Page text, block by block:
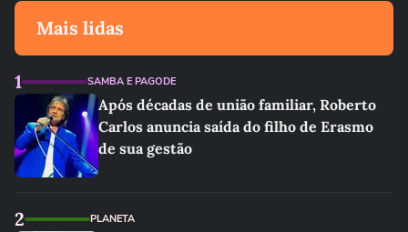
Mais lidas
1 SAMBA E PAGODE
Após décadas de união familiar, Roberto
Carlos anuncia saída do filho de Erasmo
de sua gestão
2 PLANETA